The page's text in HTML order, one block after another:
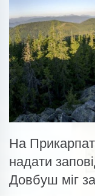
На
надати
Довбуш міг